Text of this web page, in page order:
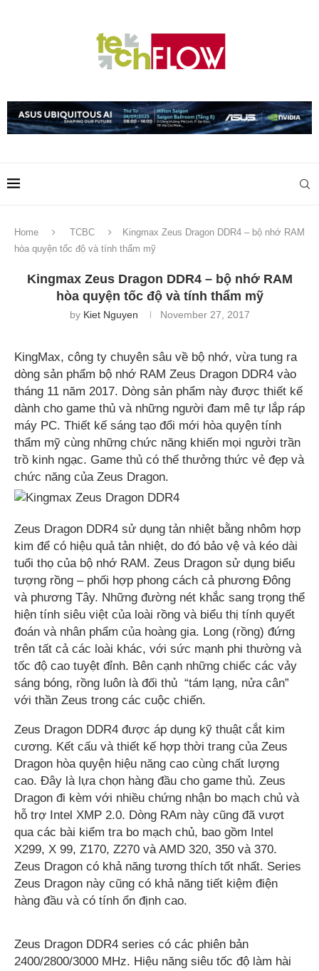
Home TCBC
Kingmax Zeus Dragon DDR4 – bộ nhớ RAM
hòa quyện tốc độ và tính thẩm mỹ
Kingmax Zeus Dragon DDR4 – bộ nhớ RAM
hòa quyện tốc độ và tính thẩm mỹ
by Kiet Nguyen November 27, 2017
KingMax, công ty chuyên sâu về bộ nhớ, vừa tung ra
dòng sản phẩm bộ nhớ RAM Zeus Dragon DDR4 vào
tháng 11 năm 2017. Dòng sản phẩm này được thiết kế
dành cho game thủ và những người đam mê tự lắp ráp
máy PC. Thiết kế sáng tạo đổi mới hòa quyện tính
thẩm mỹ cùng những chức năng khiến mọi người trần
trồ kinh ngạc. Game thủ có thể thưởng thức vẻ đẹp và
chức năng của Zeus Dragon.
Zeus Dragon DDR4 sử dụng tản nhiệt bằng nhôm hợp
kim để có hiệu quả tản nhiệt, do đó bảo vệ và kéo dài
tuổi thọ của bộ nhớ RAM. Zeus Dragon sử dụng biểu
tượng rồng – phối hợp phong cách cả phương Đông
và phương Tây. Những đường nét khắc sang trọng thể
hiện tính siêu việt của loài rồng và biểu thị tính quyết
đoán và nhân phẩm của hoàng gia. Long (rồng) đứng
trên tất cả các loài khác, với sức mạnh phi thường và
tốc độ cao tuyệt đỉnh. Bên cạnh những chiếc các vảy
sáng bóng, rồng luôn là đối thủ “tám lạng, nửa cân”
với thần Zeus trong các cuộc chiến.
Zeus Dragon DDR4 được áp dụng kỹ thuật cắt kim
cương. Kết cấu và thiết kế hợp thời trang của Zeus
Dragon hòa quyện hiệu năng cao cùng chất lượng
cao. Đây là lựa chọn hàng đầu cho game thủ. Zeus
Dragon đi kèm với nhiều chứng nhận bo mạch chủ và
hỗ trợ Intel XMP 2.0. Dòng RAm này cũng đã vượt
qua các bài kiểm tra bo mạch chủ, bao gồm Intel
X299, X 99, Z170, Z270 và AMD 320, 350 và 370.
Zeus Dragon có khả năng tương thích tốt nhất. Series
Zeus Dragon này cũng có khả năng tiết kiệm điện
hàng đầu và có tính ổn định cao.
Zeus Dragon DDR4 series có các phiên bản
2400/2800/3000 MHz. Hiệu năng siêu tốc độ làm hài